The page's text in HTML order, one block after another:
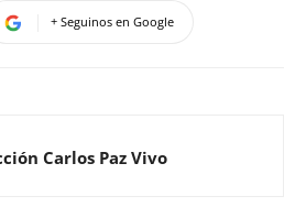
+ Seguinos en Google
Carlos Paz Vivo